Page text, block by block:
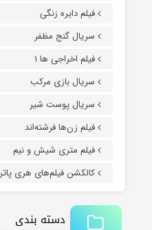
فیلم دایره زنگی
سریال گنج مظفر
فیلم اخراجی ها ۱
سریال بازی مرکب
سریال پوست شیر
فیلم زن‌ها فرشته‌اند
فیلم متری شیش و نیم
کالکشن فیلم‌های هری پاتر
دسته بندی